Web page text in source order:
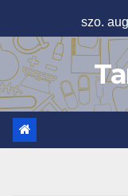
to
content
szo.